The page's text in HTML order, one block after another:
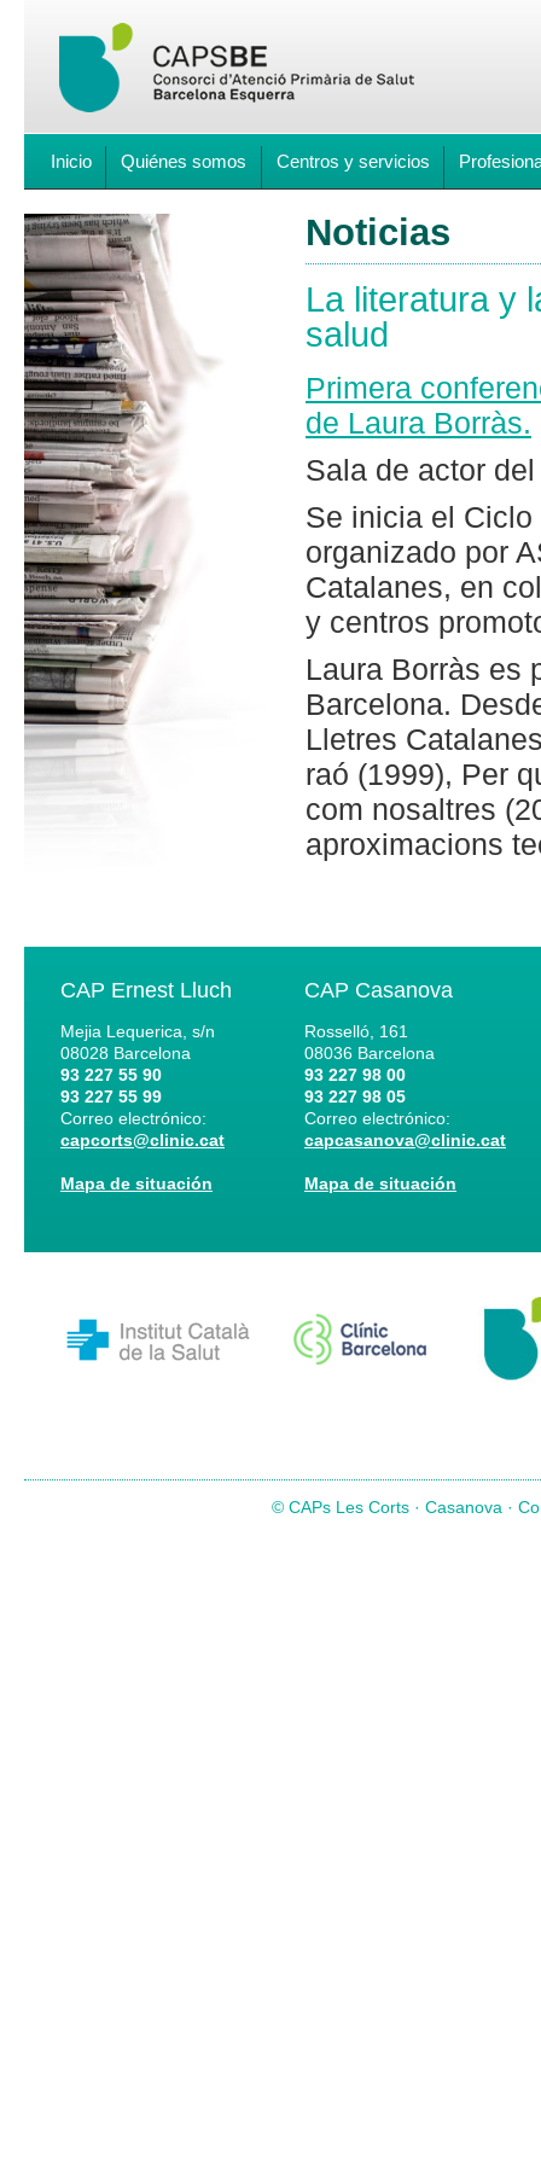
Inicio Quiénes somos Centros y servicios
Noticias
La literatura y
salud
Primera
de Laura Borràs.
Sala de actor
Se inicia el
organizado por
Catalanes, en
y centros
Laura Borràs es
Barcelona.
Lletres
raó (1999), Per
com nosaltres
aproximacions
CAP Ernest Lluch
Mejia Lequerica, s/n
08028 Barcelona
93 227 55 90
93 227 55 99
Correo electrónico:
capcorts@clinic.cat
Mapa de situación
CAP Casanova
Rosselló, 161
08036 Barcelona
93 227 98 00
93 227 98 05
Correo electrónico:
capcasanova@clinic.cat
Mapa de situación
© CAPs Les Corts · Casanova ·